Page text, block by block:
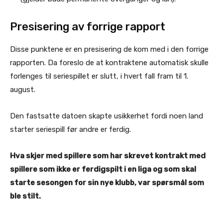
Presisering av forrige rapport
Disse punktene er en presisering de kom med i den forrige
rapporten. Da foreslo de at kontraktene automatisk skulle
forlenges til seriespillet er slutt, i hvert fall fram til 1.
august.
Den fastsatte datoen skapte usikkerhet fordi noen land
starter seriespill før andre er ferdig.
Hva skjer med spillere som har skrevet kontrakt med
spillere som ikke er ferdigspilt i en liga og som skal
starte sesongen for sin nye klubb, var spørsmål som
ble stilt.